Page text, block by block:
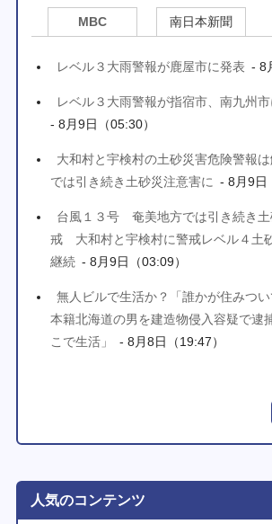
MBC 南日本新聞
レベル３大雨警報が鹿屋市に発表 - 8
レベル３大雨警報が指宿市、南九州
- 8月9日（05:30）
大和村と宇検村の土砂災害危険警報
では引き続き土砂災注意害に - 8月9日
台風１３号 奄美地方では引き続き土
戒 大和村と宇検村に警戒レベル４土
継続 - 8月9日（03:09）
無人ビルで生活か？「誰かが住みつい
本籍北海道の男を建造物侵入容疑で逮
こで生活」
- 8月8日（19:47）
人気のコンテンツ